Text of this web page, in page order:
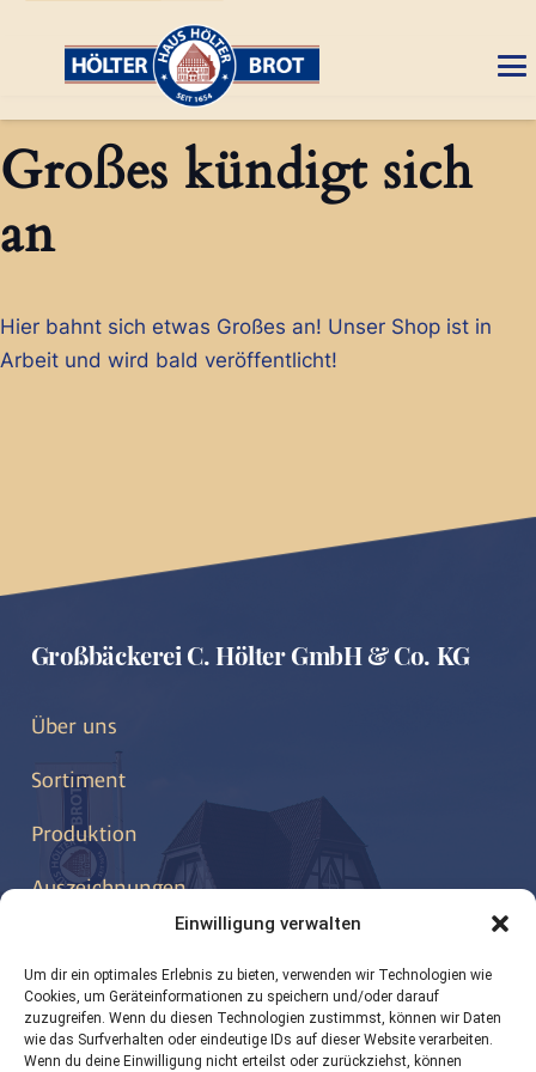
Einwilligung verwalten
Um dir ein optimales Erlebnis zu bieten, verwenden wir Technologien wie
Cookies, um Geräteinformationen zu speichern und/oder darauf
zuzugreifen. Wenn du diesen Technologien zustimmst, können wir Daten
wie das Surfverhalten oder eindeutige IDs auf dieser Website verarbeiten.
Wenn du deine Einwilligung nicht erteilst oder zurückziehst, können
Großes kündigt sich
an
Hier bahnt sich etwas Großes an! Unser Shop ist in
Arbeit und wird bald veröffentlicht!
Großbäckerei C. Hölter GmbH & Co. KG
Über uns
Sortiment
Produktion
Auszeichnungen
info@hoelter-brot.de